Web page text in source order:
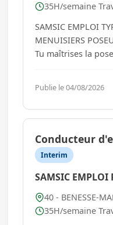
35H/semaine
SAMSIC EMPLOI
MENUISIERS
Tu maîtrises la
voir un chantier
savoir-faire ?
Notre client,
Publie le 04/08/2026
Conducteur
Interim
SAMSIC EMPLOI
40 - BENESSE-
35H/semaine